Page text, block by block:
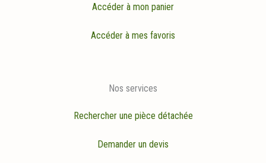
Accéder à mon panier
Accéder à mes favoris
Nos services
Rechercher une pièce détachée
Demander un devis